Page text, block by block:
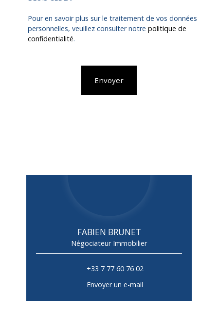
Pour en savoir plus sur le traitement de vos données
personnelles, veuillez consulter notre politique de
confidentialité.
Envoyer
FABIEN BRUNET
Négociateur Immobilier
+33 7 77 60 76 02
Envoyer un e-mail